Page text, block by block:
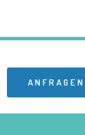
ANFRAGEN